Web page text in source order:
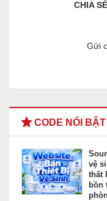
CHIA
Gửi
CODE NỔI BẬT
vệ
thất
bồn